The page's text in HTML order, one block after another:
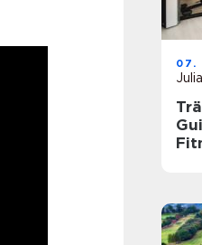
07.